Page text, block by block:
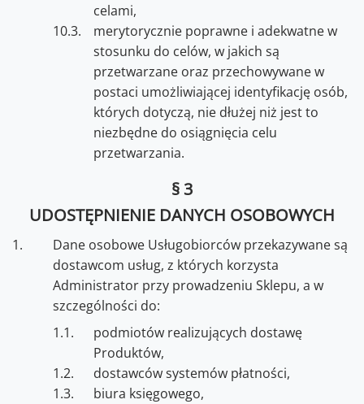
celami,
merytorycznie poprawne i adekwatne w
stosunku do celów, w jakich są
przetwarzane oraz przechowywane w
postaci umożliwiającej identyfikację osób,
których dotyczą, nie dłużej niż jest to
niezbędne do osiągnięcia celu
przetwarzania.
§ 3
UDOSTĘPNIENIE DANYCH OSOBOWYCH
Dane osobowe Usługobiorców przekazywane są
dostawcom usług, z których korzysta
Administrator przy prowadzeniu Sklepu, a w
szczególności do:
podmiotów realizujących dostawę
Produktów,
dostawców systemów płatności,
biura księgowego,